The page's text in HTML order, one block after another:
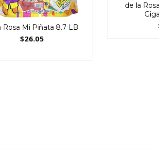
Rosa Mi Piñata 8.7 LB
$26.05
de la